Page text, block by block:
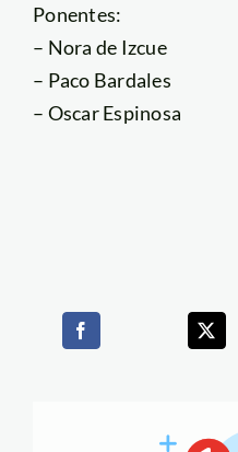
Ponentes:
– Nora de Izcue
– Paco Bardales
– Oscar Espinosa